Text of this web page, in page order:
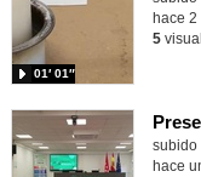
01′ 01″
hace 2
5
subido
hace